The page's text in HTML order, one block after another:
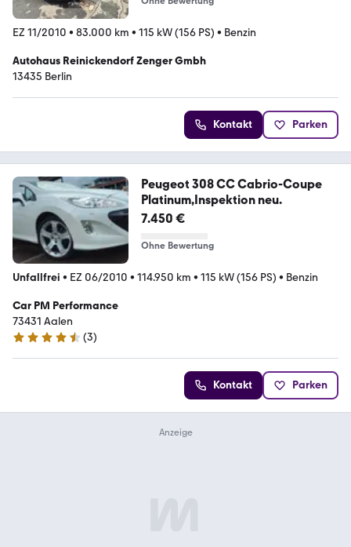
EZ 11/2010 • 83.000 km • 115 kW (156 PS) • Benzin
Autohaus Reinickendorf Zenger Gmbh
13435 Berlin
Kontakt Parken
Peugeot 308 CC Cabrio-Coupe
Platinum,Inspektion neu.
7.450 €
Ohne Bewertung
Unfallfrei • EZ 06/2010 • 114.950 km • 115 kW (156 PS) • Benzin
Car PM Performance
73431 Aalen
4.3 Sterne
(3)
Kontakt Parken